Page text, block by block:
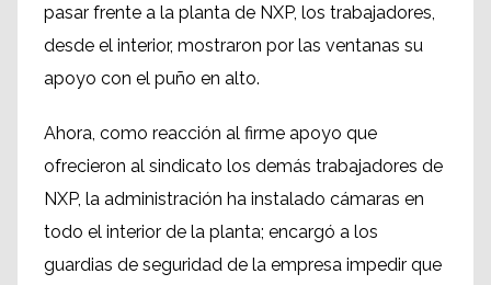
pasar frente a la planta de NXP, los trabajadores,
desde el interior, mostraron por las ventanas su
apoyo con el puño en alto.
Ahora, como reacción al firme apoyo que
ofrecieron al sindicato los demás trabajadores de
NXP, la administración ha instalado cámaras en
todo el interior de la planta; encargó a los
guardias de seguridad de la empresa impedir que